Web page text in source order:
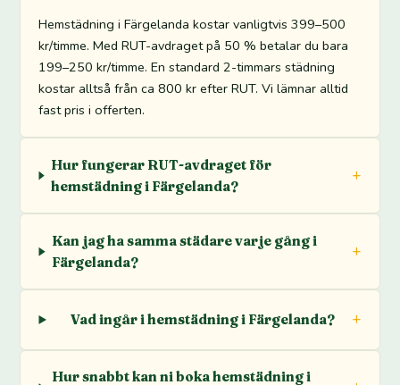
Hemstädning i Färgelanda kostar vanligtvis 399–500
kr/timme. Med RUT-avdraget på 50 % betalar du bara
199–250 kr/timme. En standard 2-timmars städning
kostar alltså från ca 800 kr efter RUT. Vi lämnar alltid
fast pris i offerten.
Hur fungerar RUT-avdraget för
hemstädning i Färgelanda?
Kan jag ha samma städare varje gång i
Färgelanda?
Vad ingår i hemstädning i Färgelanda?
Hur snabbt kan ni boka hemstädning i